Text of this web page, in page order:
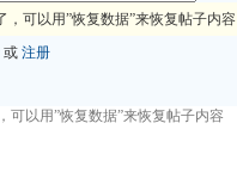
，可以用”恢复数据”来恢复帖子内容
或 注册